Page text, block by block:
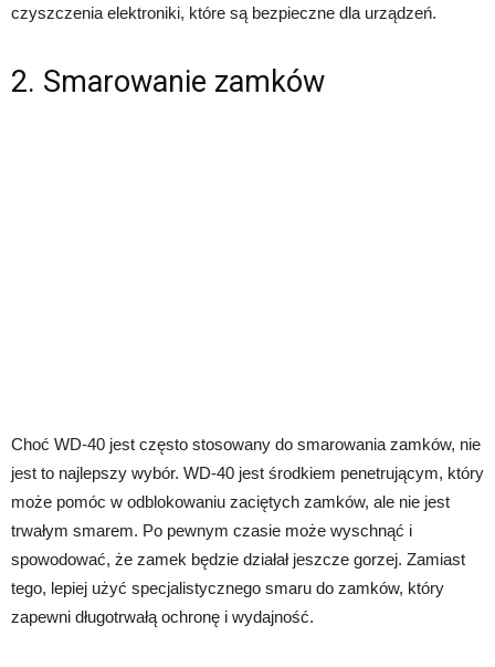
czyszczenia elektroniki, które są bezpieczne dla urządzeń.
2. Smarowanie zamków
Choć WD-40 jest często stosowany do smarowania zamków, nie
jest to najlepszy wybór. WD-40 jest środkiem penetrującym, który
może pomóc w odblokowaniu zaciętych zamków, ale nie jest
trwałym smarem. Po pewnym czasie może wyschnąć i
spowodować, że zamek będzie działał jeszcze gorzej. Zamiast
tego, lepiej użyć specjalistycznego smaru do zamków, który
zapewni długotrwałą ochronę i wydajność.